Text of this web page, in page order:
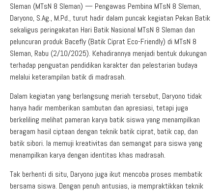
Sleman (MTsN 8 Sleman) — Pengawas Pembina MTsN 8 Sleman,
Daryono, S.Ag., M.Pd., turut hadir dalam puncak kegiatan Pekan Batik
sekaligus peringakatan Hari Batik Nasional MTsN 8 Sleman dan
peluncuran produk Bacefly (Batik Ciprat Eco-Friendly) di MTsN 8
Sleman, Rabu (2/10/2025). Kehadirannya menjadi bentuk dukungan
terhadap penguatan pendidikan karakter dan pelestarian budaya
melalui keterampilan batik di madrasah.
Dalam kegiatan yang berlangsung meriah tersebut, Daryono tidak
hanya hadir memberikan sambutan dan apresiasi, tetapi juga
berkeliling melihat pameran karya batik siswa yang menampilkan
beragam hasil ciptaan dengan teknik batik ciprat, batik cap, dan
batik sibori. Ia memuji kreativitas dan semangat para siswa yang
menampilkan karya dengan identitas khas madrasah.
Tak berhenti di situ, Daryono juga ikut mencoba proses membatik
bersama siswa. Dengan penuh antusias, ia mempraktikkan teknik